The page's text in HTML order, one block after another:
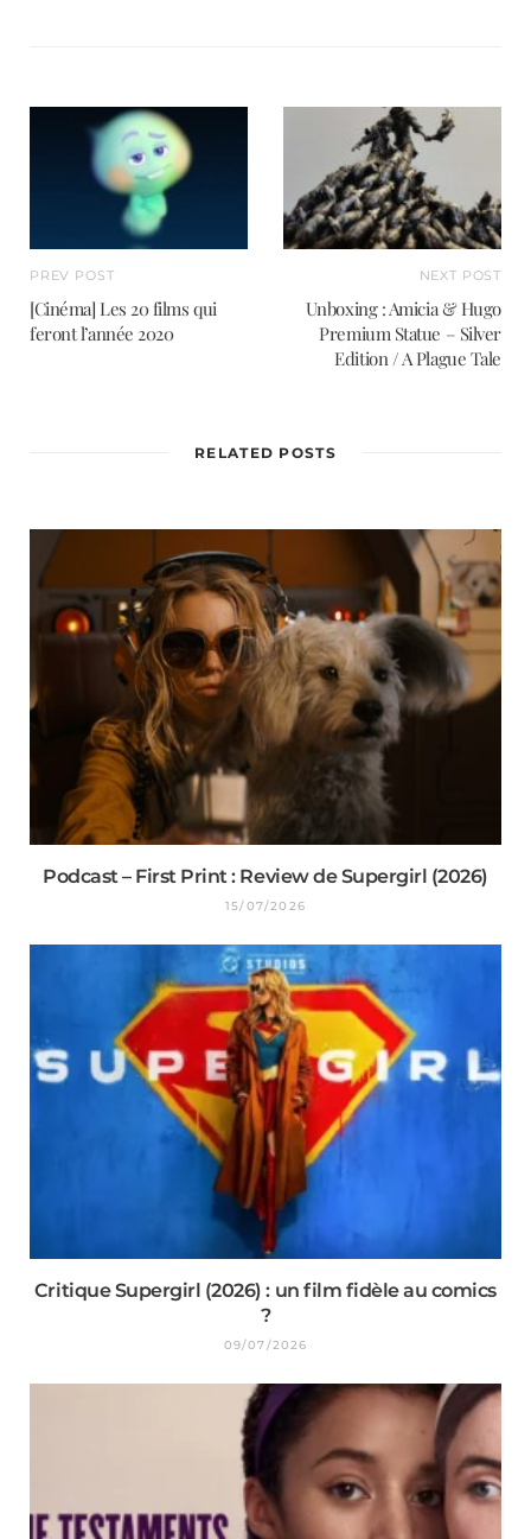
PREV POST
[Cinéma] Les 20 films qui
feront l’année 2020
NEXT POST
Unboxing : Amicia & Hugo
Premium Statue – Silver
Edition / A Plague Tale
RELATED POSTS
Podcast – First Print : Review de Supergirl (2026)
15/07/2026
Critique Supergirl (2026) : un film fidèle au comics
?
09/07/2026